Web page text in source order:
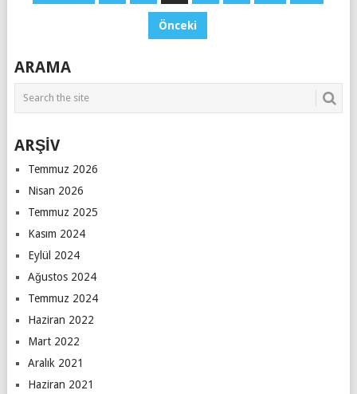
Önceki
ARAMA
ARŞİV
Temmuz 2026
Nisan 2026
Temmuz 2025
Kasım 2024
Eylül 2024
Ağustos 2024
Temmuz 2024
Haziran 2022
Mart 2022
Aralık 2021
Haziran 2021